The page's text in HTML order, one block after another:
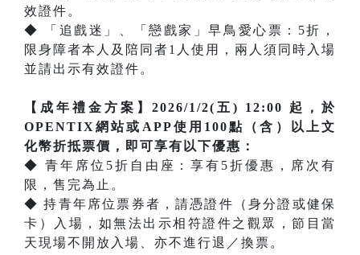
效證件。
◆ 「追戲迷」、「戀戲家」早鳥愛心票：5折，
限身障者本人及陪同者1人使用，兩人須同時入場
並請出示有效證件。
【成年禮金方案】2026/1/2(五) 12:00 起，於
OPENTIX網站或APP使用100點（含）以上文
化幣折抵票價，即可享有以下優惠：
◆ 青年席位5折自由座：享有5折優惠，席次有
限，售完為止。
◆ 持青年席位票券者，請憑證件（身分證或健保
卡）入場，如無法出示相符證件之觀眾，節目當
天現場不開放入場、亦不進行退／換票。